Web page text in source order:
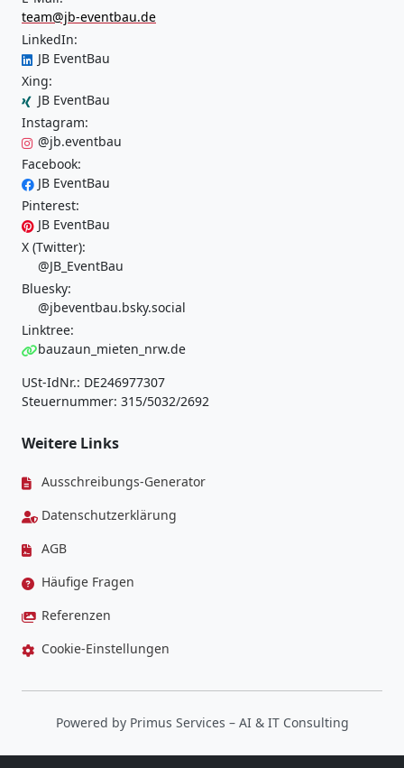
team@jb-eventbau.de
LinkedIn:
JB EventBau
Xing:
JB EventBau
Instagram:
@jb.eventbau
Facebook:
JB EventBau
Pinterest:
JB EventBau
X (Twitter):
@JB_EventBau
Bluesky:
@jbeventbau.bsky.social
Linktree:
bauzaun_mieten_nrw.de
USt-IdNr.: DE246977307
Steuernummer: 315/5032/2692
Weitere Links
Ausschreibungs-Generator
Datenschutzerklärung
AGB
Häufige Fragen
Referenzen
Cookie-Einstellungen
Powered by Primus Services – AI & IT Consulting